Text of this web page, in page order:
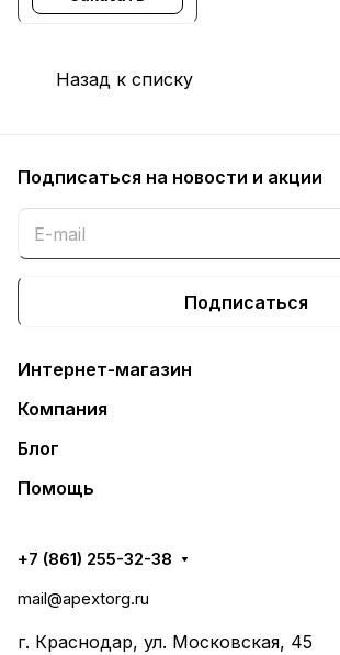
Назад к списку
Подписаться на новости и акции
Подписаться
Интернет-магазин
Компания
Блог
Помощь
+7 (861) 255-32-38
mail@apextorg.ru
г. Краснодар, ул. Московская, 45